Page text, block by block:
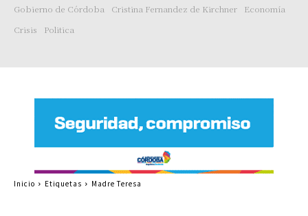
Gobierno de Córdoba
Cristina Fernandez de Kirchner
Economía
Crisis
Politica
Inicio Etiquetas Madre Teresa